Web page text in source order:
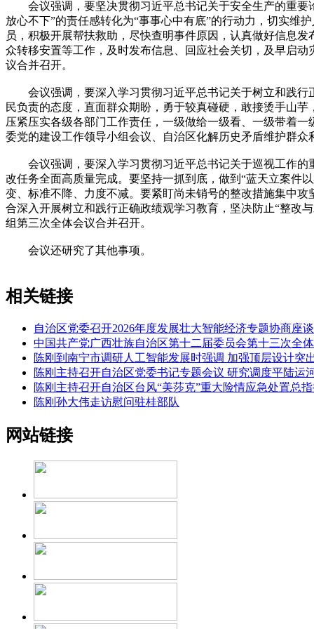
会议强调，要坚决贯彻习近平总书记关于安全生产的重要
放心不下”的责任感转化为“事事心中有底”的行动力，切实维
员，积极开展帮扶救助，尽快查明事件原因，认真做好信息
众转移安置等工作，及时发布信息、回应社会关切，及早启
议合并召开。
会议强调，要深入学习贯彻习近平总书记关于树立和践行
民负责的态度，直面群众期盼，勇于较真碰硬，敢接烫手山
压紧压实各级各部门工作责任，一级做给一级看、一级带着
委党的建设工作领导小组会议、自治区化解历史矛盾维护群众
会议强调，要深入学习贯彻习近平总书记关于巡视工作的
改任务全面高质量完成。要坚持一抓到底，做到“蓝天立案件
变、标准不降、力度不减。要紧盯尚未销号的整改措施集中
合深入开展树立和践行正确政绩观学习教育，坚决防止“整改
组第三次全体会议合并召开。
会议还研究了其他事项。
相关链接
自治区党委召开2026年度发展壮大智能经济专题协商座
中国共产党广西壮族自治区第十二届委员会第十三次全
陈刚到南宁市调研人工智能发展时强调 加强顶层设计
陈刚主持召开自治区党委书记专题会议 研究调度平陆
陈刚主持召开自治区台风“美莎克”重大险情应急处置总
陈刚孙大伟走访慰问驻桂部队
网站链接